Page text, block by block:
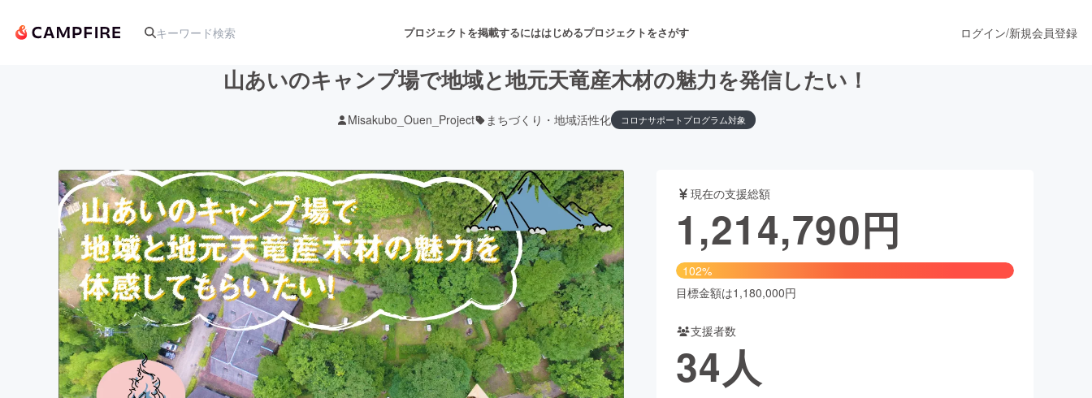
プロジェクトを掲載するにははじめるプロジェクトをさがす
アート・写真 音楽 舞台・パフォーマンス
テクノロジー・ガジェット ゲーム・サービス開発 フード・飲食店 ファッション
映像・映画 書籍・雑誌出版 アニメ・漫画
ビジネス・起業 チャレンジ ビューティー・ヘルスケア
まちづくり・地域活性化
ログイン/新規会員登録
山あいのキャンプ場で地域と地元天竜産木材の魅力を発信したい！
Misakubo_Ouen_Project まちづくり・地域活性化 コロナサポートプログラム対象
現在の支援総額
1,214,790円
102%
目標金額は1,180,000円
支援者数
34人